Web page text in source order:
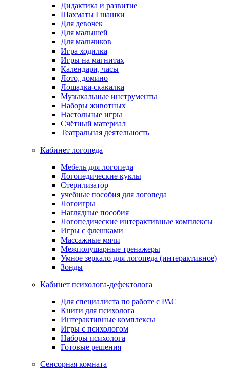
Дидактика и развитие
Шахматы I шашки
Для девочек
Для малышей
Для мальчиков
Игра ходилка
Игры на магнитах
Календари, часы
Лото, домино
Лошадка-скакалка
Музыкальные инструменты
Наборы животных
Настольные игры
Счётный материал
Театральная деятельность
Кабинет логопеда
Мебель для логопеда
Логопедические куклы
Стерилизатор
учебные пособия для логопеда
Логоигры
Наглядные пособия
Логопедические интерактивные комплексы
Игры с флешками
Массажные мячи
Межполушарные тренажеры
Умное зеркало для логопеда (интерактивное)
Зонды
Кабинет психолога-дефектолога
Для специалиста по работе с РАС
Книги для психолога
Интерактивные комплексы
Игры с психологом
Наборы психолога
Готовые решения
Сенсорная комната